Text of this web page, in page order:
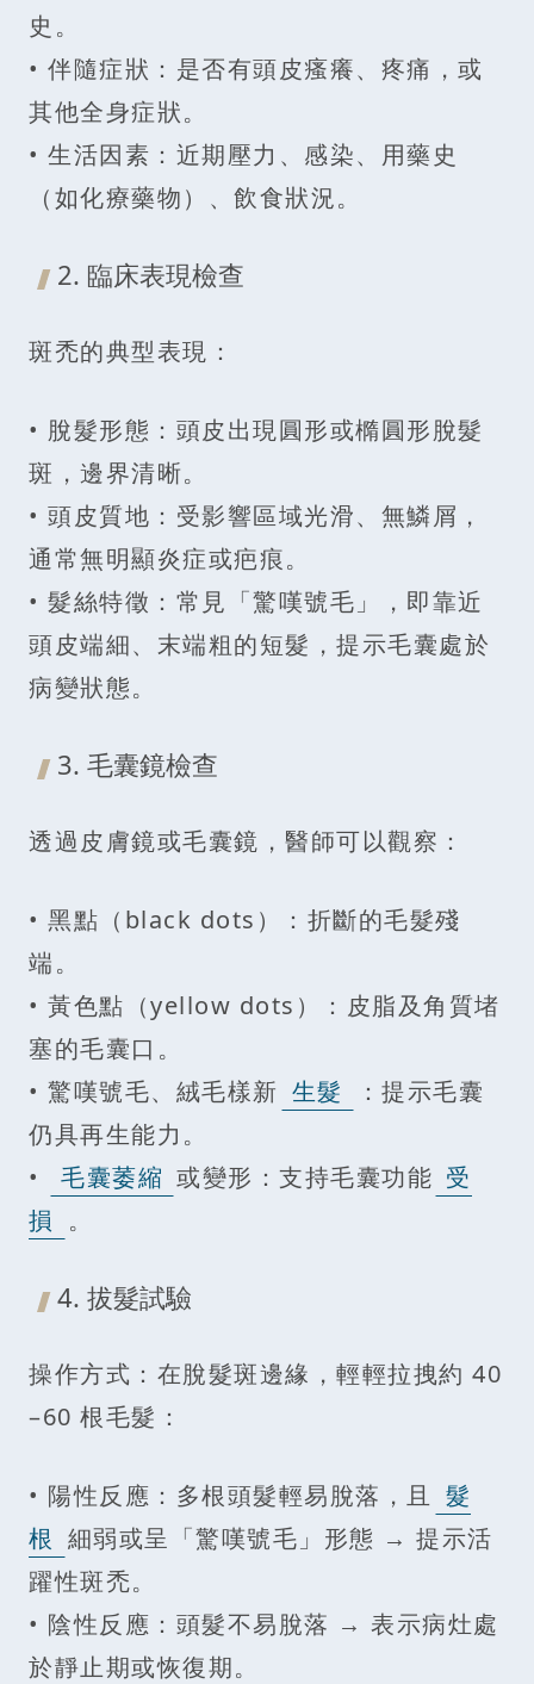
史。
• 伴隨症狀：是否有頭皮瘙癢、疼痛，或
其他全身症狀。
• 生活因素：近期壓力、感染、用藥史
（如化療藥物）、飲食狀況。
2. 臨床表現檢查
斑禿的典型表現：
• 脫髮形態：頭皮出現圓形或橢圓形脫髮
斑，邊界清晰。
• 頭皮質地：受影響區域光滑、無鱗屑，
通常無明顯炎症或疤痕。
• 髮絲特徵：常見「驚嘆號毛」，即靠近
頭皮端細、末端粗的短髮，提示毛囊處於
病變狀態。
3. 毛囊鏡檢查
透過皮膚鏡或毛囊鏡，醫師可以觀察：
• 黑點（black dots）：折斷的毛髮殘
端。
• 黃色點（yellow dots）：皮脂及角質堵
塞的毛囊口。
• 驚嘆號毛、絨毛樣新 生髮
：提示毛囊
仍具再生能力。
•
毛囊萎縮 或變形：支持毛囊功能 受
損
。
4. 拔髮試驗
操作方式：在脫髮斑邊緣，輕輕拉拽約 40
–60 根毛髮：
• 陽性反應：多根頭髮輕易脫落，且
髮
根 細弱或呈「驚嘆號毛」形態 → 提示活
躍性斑禿。
• 陰性反應：頭髮不易脫落 → 表示病灶處
於靜止期或恢復期。